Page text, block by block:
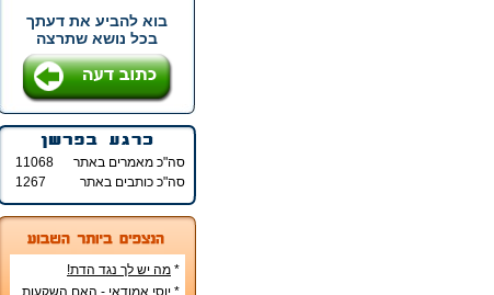
בוא להביע את דעתך
בכל נושא שתרצה
סה"כ מאמרים באתר
11068
סה"כ כותבים באתר
1267
* מה יש לך נגד הדת!
* יוסי אמודאי - האם השקעות